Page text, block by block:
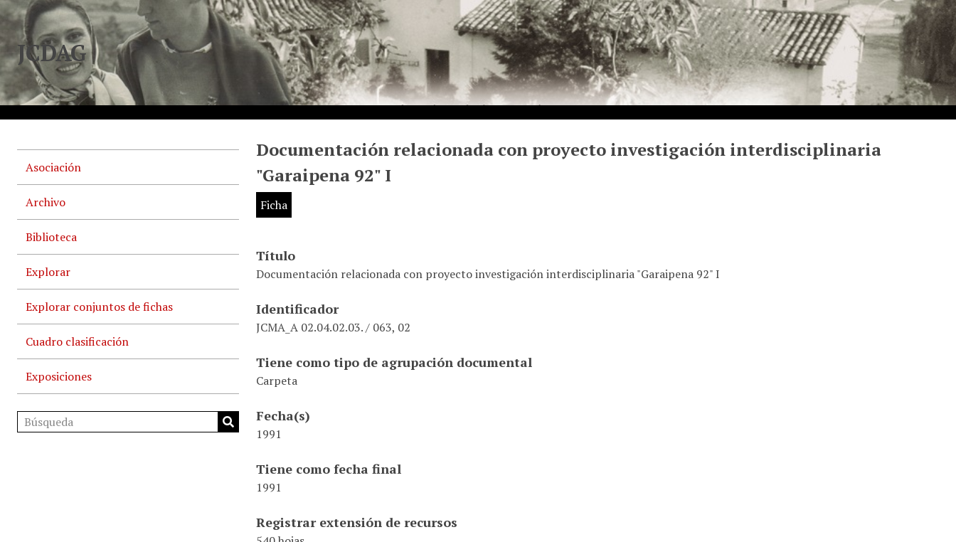
JCDAG
Asociación
Archivo
Biblioteca
Explorar
Explorar conjuntos de fichas
Cuadro clasificación
Exposiciones
Documentación relacionada con proyecto investigación interdisciplinaria
"Garaipena 92" I
Ficha
Título
Documentación relacionada con proyecto investigación interdisciplinaria "Garaipena 92" I
Identificador
JCMA_A 02.04.02.03. / 063, 02
Tiene como tipo de agrupación documental
Carpeta
Fecha(s)
1991
Tiene como fecha final
1991
Registrar extensión de recursos